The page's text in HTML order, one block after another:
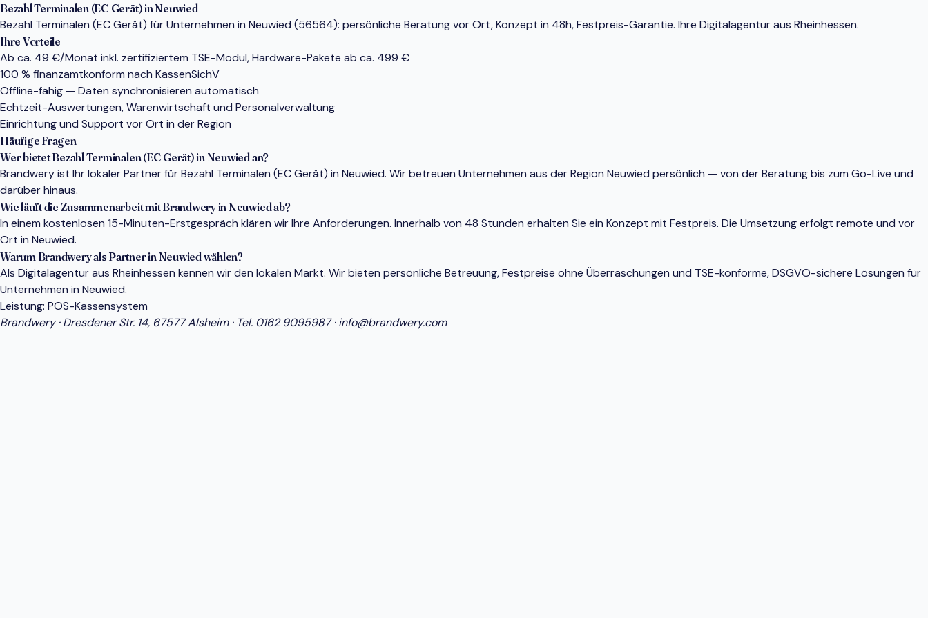
Bezahl Terminalen (EC Gerät) in Neuwied
Bezahl Terminalen (EC Gerät) für Unternehmen in Neuwied (56564): persönliche Beratung vor Ort, Konzept in 48h, Festpreis-Garantie. Ihre Digitalagentur aus Rheinhessen.
Ihre Vorteile
Ab ca. 49 €/Monat inkl. zertifiziertem TSE-Modul, Hardware-Pakete ab ca. 499 €
100 % finanzamtkonform nach KassenSichV
Offline-fähig — Daten synchronisieren automatisch
Echtzeit-Auswertungen, Warenwirtschaft und Personalverwaltung
Einrichtung und Support vor Ort in der Region
Häufige Fragen
Wer bietet Bezahl Terminalen (EC Gerät) in Neuwied an?
Brandwery ist Ihr lokaler Partner für Bezahl Terminalen (EC Gerät) in Neuwied. Wir betreuen Unternehmen aus der Region Neuwied persönlich — von der Beratung bis zum Go-Live und
darüber hinaus.
Wie läuft die Zusammenarbeit mit Brandwery in Neuwied ab?
In einem kostenlosen 15-Minuten-Erstgespräch klären wir Ihre Anforderungen. Innerhalb von 48 Stunden erhalten Sie ein Konzept mit Festpreis. Die Umsetzung erfolgt remote und vor
Ort in Neuwied.
Warum Brandwery als Partner in Neuwied wählen?
Als Digitalagentur aus Rheinhessen kennen wir den lokalen Markt. Wir bieten persönliche Betreuung, Festpreise ohne Überraschungen und TSE-konforme, DSGVO-sichere Lösungen für
Unternehmen in Neuwied.
Leistung: POS-Kassensystem
Brandwery · Dresdener Str. 14, 67577 Alsheim · Tel. 0162 9095987·info@brandwery.com